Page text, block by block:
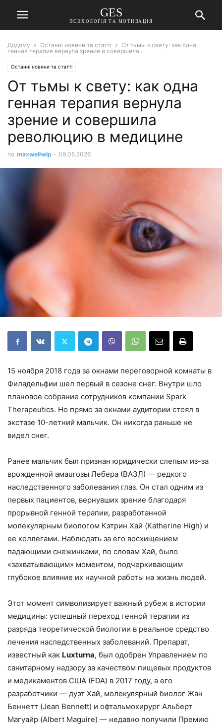
GES
ПСИХОЛОГІЯ ТА МОТИВАЦІЯ
Додому Останні новини та статті
От тьмы к свету: как одна
генная терапия вернула зрение и совершила...
Останні новини та статті
От тьмы к свету: как одна
генная терапия вернула
зрение и совершила
революцию в медицине
по maxwelhelp - 09.05.2026
15 ноября 2018 года за окнами переговорной комнаты в
Филадельфии шел первый в сезоне снег. Внутри шло
плановое собрание сотрудников компании Spark
Therapeutics. Но прямо за окнами аудитории стоял в
экстазе 10-летний мальчик. Он никогда раньше не
видел снег.
Ранее мальчик был признан юридически слепым из-за
врожденной амаuroзы Лебера (ВАЗЛ) — редкого
наследственного заболевания глаз. Он стал одним из
первых пациентов, вернувших зрение благодаря
прорывной генной терапии, разработанной
молекулярным биологом Кэтрин Хай (Katherine High) и
ее коллегами. Наблюдать за его восхищением
падающими снежинками, по словам Хай, было
«захватывающим» моментом, подчеркивающим
глубокое влияние их научной работы на жизнь людей.
Этот момент символизирует важный рубеж в истории
медицины: успешный переход генной терапии из
разряда теоретической биологии в реальное средство
лечения наследственных заболеваний. Препарат,
известный как Luxturna, был одобрен Управлением по
санитарному надзору за качеством пищевых продуктов
и медикаментов США (FDA) в 2017 году, а его
разработчики — дуэт Хай, молекулярный биолог Жан
Беннетт (Jean Bennett) и офтальмохирург Альберт
Магуайр (Albert Maguire) — недавно получили Премию